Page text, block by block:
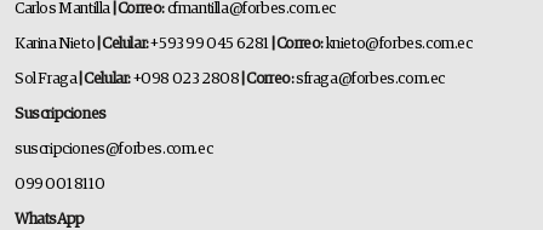
Carlos Mantilla | Correo:cfmantilla@forbes.com.ec
Karina Nieto | Celular:+593 99 045 6281 | Correo:knieto@forbes.com.ec
Sol Fraga| Celular:+098 023 2808 | Correo:sfraga@forbes.com.ec
Suscripciones
suscripciones@forbes.com.ec
099 001 8110
WhatsApp